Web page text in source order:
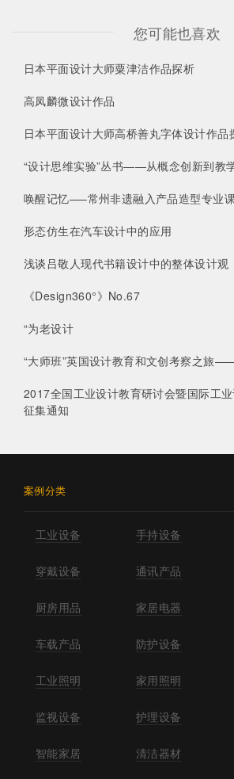
您可能也喜欢
日本平面设计大师粟津洁作品探析
高凤麟微设计作品
日本平面设计大师高桥善丸字体设计作品
“设计思维实验”丛书——从概念创新到教
唤醒记忆—–常州非遗融入产品造型专业
形态仿生在汽车设计中的应用
浅谈吕敬人现代书籍设计中的整体设计观
《Design360°》No.67
“为老设计
“大师班”英国设计教育和文创考察之旅
2017全国工业设计教育研讨会暨国际工
征集通知
案例分类
工业设备 手持设备
穿戴设备 通讯产品
厨房用品 家居电器
车载产品 防护设备
工业照明 家用照明
监视设备 护理设备
智能家居 清洁器材